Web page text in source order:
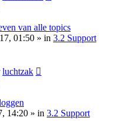
van alle topics
01:50 » in 3.2 Support
luchtzak
14:20 » in 3.2 Support